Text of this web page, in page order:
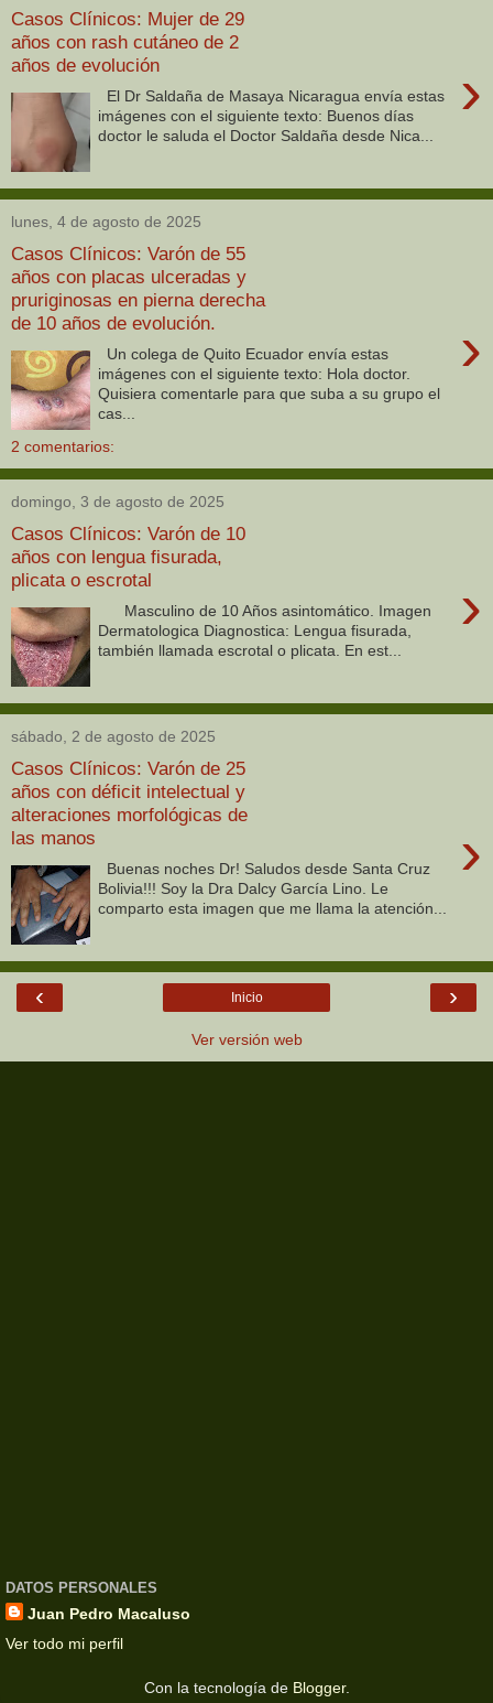
Casos Clínicos: Mujer de 29
años con rash cutáneo de 2
años de evolución
›
El Dr Saldaña de Masaya Nicaragua envía estas
imágenes con el siguiente texto: Buenos días
doctor le saluda el Doctor Saldaña desde Nica...
lunes, 4 de agosto de 2025
Casos Clínicos: Varón de 55
años con placas ulceradas y
pruriginosas en pierna derecha
de 10 años de evolución.
›
Un colega de Quito Ecuador envía estas
imágenes con el siguiente texto: Hola doctor.
Quisiera comentarle para que suba a su grupo el
cas...
2 comentarios:
domingo, 3 de agosto de 2025
Casos Clínicos: Varón de 10
años con lengua fisurada,
plicata o escrotal
›
Masculino de 10 Años asintomático. Imagen
Dermatologica Diagnostica: Lengua fisurada,
también llamada escrotal o plicata. En est...
sábado, 2 de agosto de 2025
Casos Clínicos: Varón de 25
años con déficit intelectual y
alteraciones morfológicas de
las manos
›
Buenas noches Dr! Saludos desde Santa Cruz
Bolivia!!! Soy la Dra Dalcy García Lino. Le
comparto esta imagen que me llama la atención...
‹ ›
Inicio
Ver versión web
DATOS PERSONALES
Juan Pedro Macaluso
Ver todo mi perfil
Con la tecnología de Blogger.